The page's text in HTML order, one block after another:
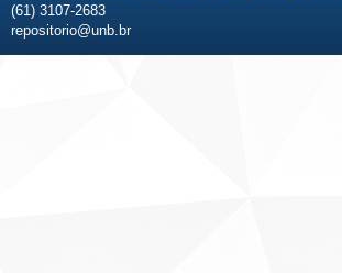
(61) 3107-2683
repositorio@unb.br